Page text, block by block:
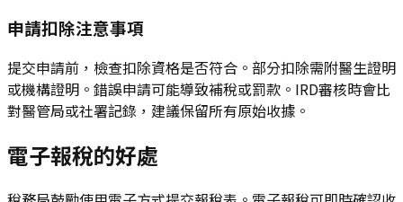
申請扣除注意事項
提交申請前，檢查扣除資格是否符合。部分扣除需附醫生證明
或機構證明。錯誤申請可能導致補稅或罰款。IRD審核時會比
對醫管局或社署記錄，建議保留所有原始收據。
電子報稅的好處